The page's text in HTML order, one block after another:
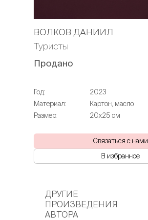
ВОЛКОВ ДАНИИЛ
Туристы
Продано
Год:
2023
Материал:
Картон, масло
Размер:
20х25 см
Связаться с нами
В избранное
ДРУГИЕ
ПРОИЗВЕДЕНИЯ
АВТОРА